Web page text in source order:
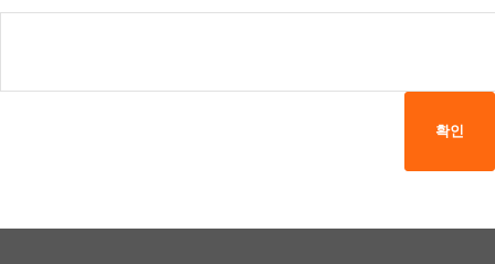
확인